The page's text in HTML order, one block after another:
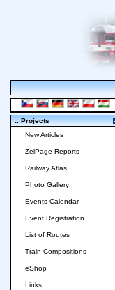
:. Projects
New Articles
ZelPage Reports
Railway Atlas
Photo Gallery
Events Calendar
Event Registration
List of Routes
Train Compositions
eShop
Links